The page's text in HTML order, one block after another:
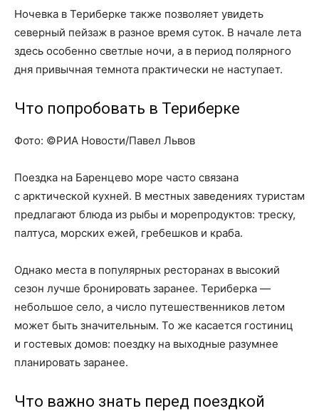
Ночевка в Териберке также позволяет увидеть
северный пейзаж в разное время суток. В начале лета
здесь особенно светлые ночи, а в период полярного
дня привычная темнота практически не наступает.
Что попробовать в Териберке
Фото: ©РИА Новости/Павел Львов
Поездка на Баренцево море часто связана
с арктической кухней. В местных заведениях туристам
предлагают блюда из рыбы и морепродуктов: треску,
палтуса, морских ежей, гребешков и краба.
Однако места в популярных ресторанах в высокий
сезон лучше бронировать заранее. Териберка —
небольшое село, а число путешественников летом
может быть значительным. То же касается гостиниц
и гостевых домов: поездку на выходные разумнее
планировать заранее.
Что важно знать перед поездкой